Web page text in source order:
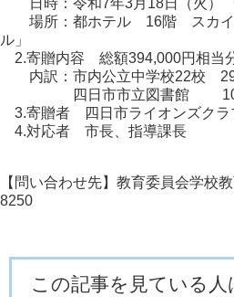
日時：令和7年3月18日（火）
場所：都ホテル 16階 スカイ
ル」
2.寄贈内容 総額394,000円相当
内訳：市内公立中学校22校
四日市市立図書館
3.寄贈者 四日市ライオンズクラ
4.対応者 市長、指導課長
【問い合わせ先】教育委員会学校
8250
この記事を見ている